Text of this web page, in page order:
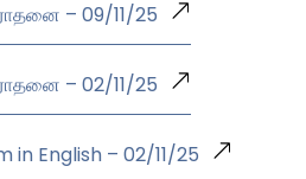
– 09/11/25
– 02/11/25
in English – 02/11/25